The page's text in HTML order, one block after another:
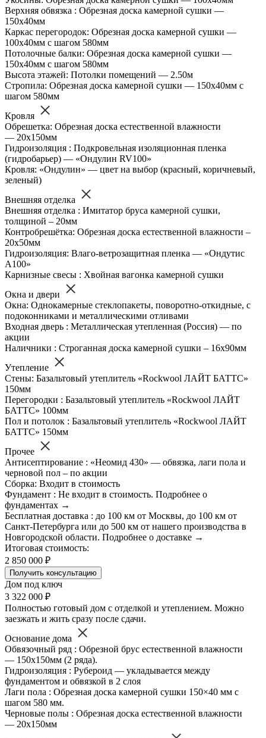
Верхняя обвязка : Обрезная доска камерной сушки —
150х40мм
Каркас перегородок: Обрезная доска камерной сушки —
100х40мм с шагом 580мм
Потолочные балки: Обрезная доска камерной сушки —
150х40мм с шагом 580мм
Высота этажей: Потолки помещений — 2.50м
Стропила: Обрезная доска камерной сушки — 150х40мм с
шагом 580мм
Кровля
Обрешетка: Обрезная доска естественной влажности
— 20х150мм
Гидроизоляция : Подкровельная изоляционная пленка
(гидробарьер) — «Ондулин RV100»
Кровля: «Ондулин» — цвет на выбор (красный, коричневый,
зеленый)
Внешняя отделка
Внешняя отделка : Имитатор бруса камерной сушки,
толщиной – 20мм
Контробрешётка: Обрезная доска естественной влажности –
20х50мм
Гидроизоляция: Влаго-ветрозащитная пленка — «Ондутис
А100»
Карнизные свесы : Хвойная вагонка камерной сушки
Окна и двери
Окна: Однокамерные стеклопакеты, поворотно-откидные, с
подоконниками и металлическими отливами
Входная дверь : Металлическая утепленная (Россия) — по
акции
Наличники : Строганная доска камерной сушки – 16х90мм
Утепление
Стены: Базальтовый утеплитель «Rockwool ЛАЙТ БАТТС»
150мм
Перегородки : Базальтовый утеплитель «Rockwool ЛАЙТ
БАТТС» 100мм
Пол и потолок : Базальтовый утеплитель «Rockwool ЛАЙТ
БАТТС» 150мм
Прочее
Антисептирование : «Неомид 430» — обвязка, лаги пола и
черновой пол – по акции
Сборка: Входит в стоимость
Фундамент : Не входит в стоимость. Подробнее о
фундаментах →
Бесплатная доставка : до 100 км от Москвы, до 100 км от
Санкт-Петербурга или до 500 км от нашего производства в
Новгородской области. Подробнее о доставке →
Итоговая стоимость:
2 850 000 ₽
Получить консультацию
Дом под ключ
3 322 000 ₽
Полностью готовый дом с отделкой и утеплением. Можно
заезжать и жить сразу после сдачи.
Основание дома
Обвязочный ряд : Обрезной брус естественной влажности
— 150х150мм (2 ряда).
Гидроизоляция : Рубероид — укладывается между
фундаментом и обвязкой в 2 слоя
Лаги пола : Обрезная доска камерной сушки 150×40 мм с
шагом 580 мм.
Черновые полы : Обрезная доска естественной влажности
— 20х150мм